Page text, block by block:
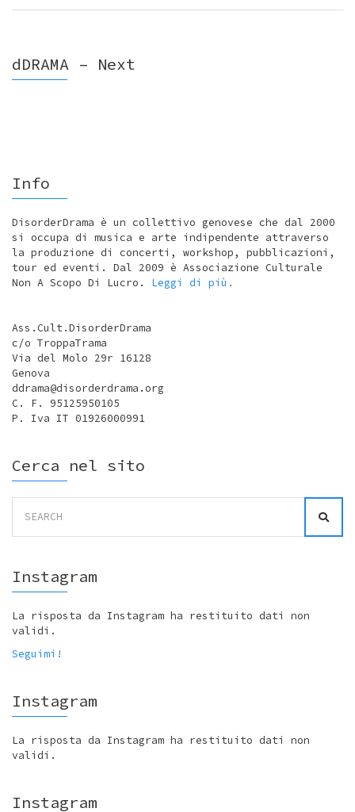
dDRAMA – Next
Info
DisorderDrama è un collettivo genovese che dal 2000
si occupa di musica e arte indipendente attraverso
la produzione di concerti, workshop, pubblicazioni,
tour ed eventi. Dal 2009 è Associazione Culturale
Non A Scopo Di Lucro. Leggi di più.
Ass.Cult.DisorderDrama
c/o TroppaTrama
Via del Molo 29r 16128
Genova
ddrama@disorderdrama.org
C. F. 95125950105
P. Iva IT 01926000991
Cerca nel sito
for:
Instagram
La risposta da Instagram ha restituito dati non
validi.
Seguimi!
Instagram
La risposta da Instagram ha restituito dati non
validi.
Instagram